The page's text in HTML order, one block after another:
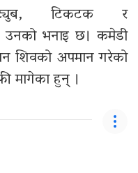
टिकटक र
भनाइ छ। कमेडी
शिवको अपमान गरेको
मागेका हुन् ।